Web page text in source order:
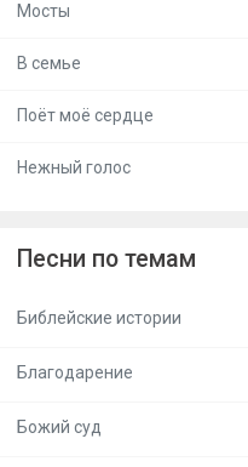
Мосты
В семье
Поёт моё сердце
Нежный голос
Песни по темам
Библейские истории
Благодарение
Божий суд